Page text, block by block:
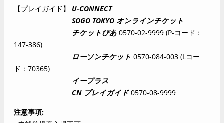
【プレイガイド】
U-CONNECT
SOGO TOKYO オンラインチケット
チケットぴあ0570-02-9999 (P-コード：
147-386)
ローソンチケット 0570-084-003 (Lコー
ド：70365)
イープラス
CN プレイガイド 0570-08-9999
注意事項